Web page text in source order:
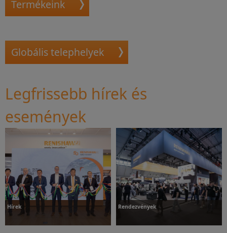
Termékeink
Globális telephelyek
Legfrissebb hírek és
események
Hírek Rendezvények